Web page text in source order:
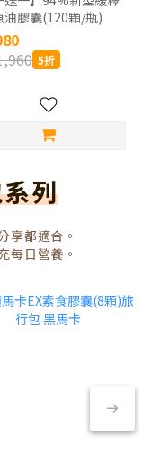
油膠囊(120顆/瓶)
5折
列
享都適合。
每日營養。